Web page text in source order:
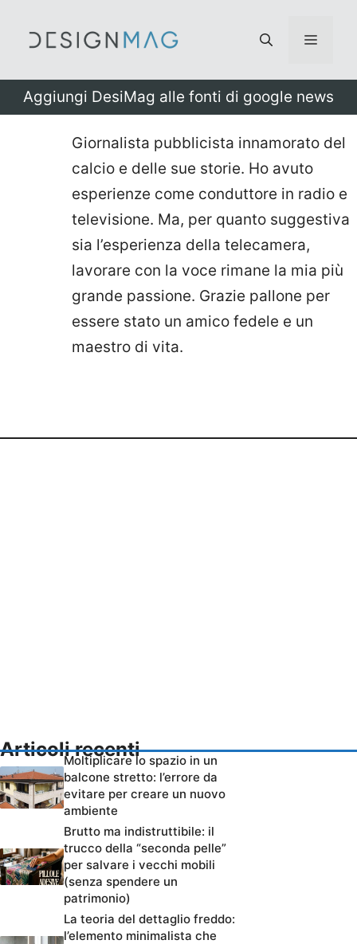
Menu
Aggiungi DesiMag alle fonti di google news
Giornalista pubblicista innamorato del
calcio e delle sue storie. Ho avuto
esperienze come conduttore in radio e
televisione. Ma, per quanto suggestiva
sia l’esperienza della telecamera,
lavorare con la voce rimane la mia più
grande passione. Grazie pallone per
essere stato un amico fedele e un
maestro di vita.
Articoli recenti
Moltiplicare lo spazio in un
balcone stretto: l’errore da
evitare per creare un nuovo
ambiente
Brutto ma indistruttibile: il
trucco della “seconda pelle”
per salvare i vecchi mobili
(senza spendere un
patrimonio)
La teoria del dettaglio freddo:
l’elemento minimalista che